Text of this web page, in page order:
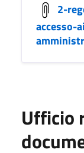
2-
accesso-
Ufficio